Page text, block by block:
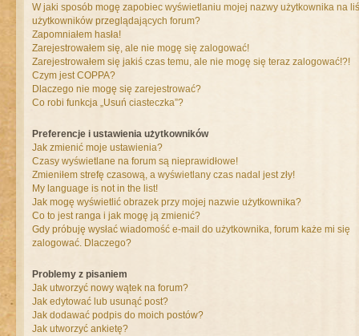
W jaki sposób mogę zapobiec wyświetlaniu mojej nazwy użytkownika na
użytkowników przeglądających forum?
Zapomniałem hasła!
Zarejestrowałem się, ale nie mogę się zalogować!
Zarejestrowałem się jakiś czas temu, ale nie mogę się teraz zalogować!?!
Czym jest COPPA?
Dlaczego nie mogę się zarejestrować?
Co robi funkcja „Usuń ciasteczka”?
Preferencje i ustawienia użytkowników
Jak zmienić moje ustawienia?
Czasy wyświetlane na forum są nieprawidłowe!
Zmieniłem strefę czasową, a wyświetlany czas nadal jest zły!
My language is not in the list!
Jak mogę wyświetlić obrazek przy mojej nazwie użytkownika?
Co to jest ranga i jak mogę ją zmienić?
Gdy próbuję wysłać wiadomość e-mail do użytkownika, forum każe mi się
zalogować. Dlaczego?
Problemy z pisaniem
Jak utworzyć nowy wątek na forum?
Jak edytować lub usunąć post?
Jak dodawać podpis do moich postów?
Jak utworzyć ankietę?